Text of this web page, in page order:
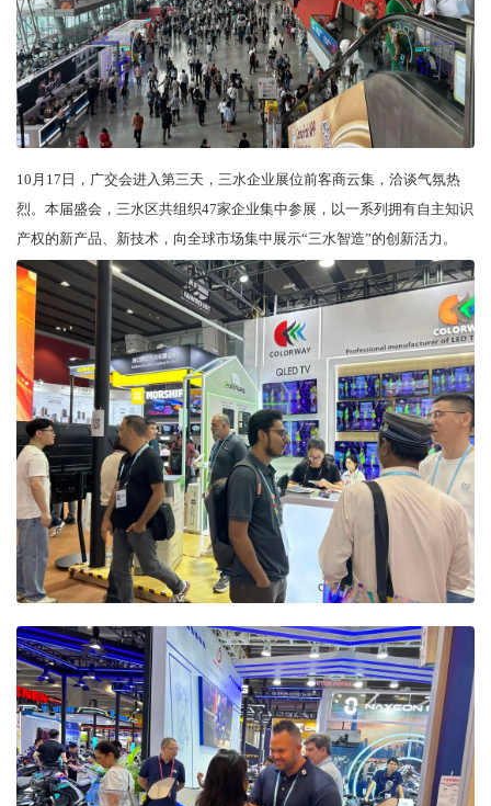
10月17日，广交会进入第三天，三水企业展位前客商云集，洽谈气氛热
烈。本届盛会，三水区共组织47家企业集中参展，以一系列拥有自主知识
产权的新产品、新技术，向全球市场集中展示“三水智造”的创新活力。